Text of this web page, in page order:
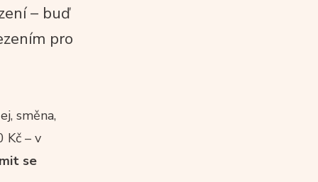
– buď
pro
směna,
Kč – v
se